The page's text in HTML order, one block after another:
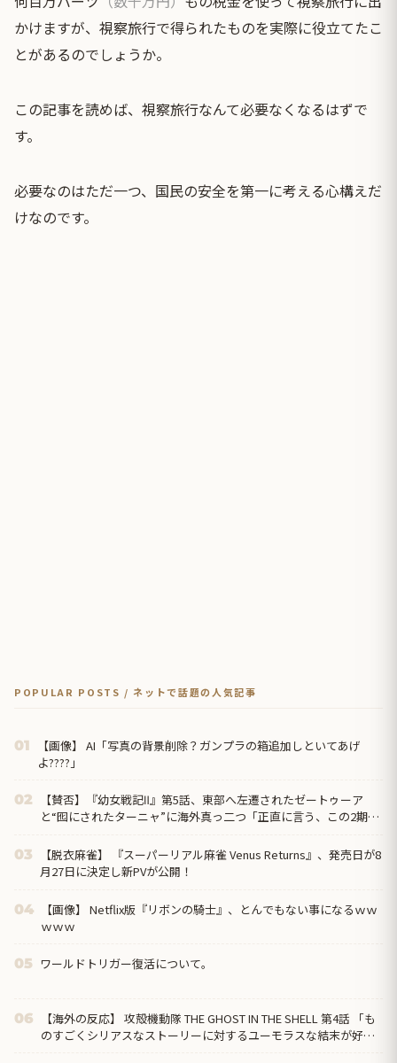
かけますが、視察旅行で得られたものを実際に役立てたこ
とがあるのでしょうか。
この記事を読めば、視察旅行なんて必要なくなるはずで
す。
必要なのはただ一つ、国民の安全を第一に考える心構えだ
けなのです。
POPULAR POSTS / ネットで話題の人気記事
01
【画像】 AI「写真の背景削除？ガンプラの箱追加しといてあげ
よ????」
02
【賛否】『幼女戦記Ⅱ』第5話、東部へ左遷されたゼートゥーア
と“囮にされたターニャ”に海外真っ二つ「正直に言う、この2期は
03
【脱衣麻雀】 『スーパーリアル麻雀 Venus Returns』、発売日が8
月27日に決定し新PVが公開！
04
【画像】 Netflix版『リボンの騎士』、とんでもない事になるｗｗ
ｗｗｗ
05 ワールドトリガー復活について。
06
【海外の反応】 攻殻機動隊 THE GHOST IN THE SHELL 第4話 「も
のすごくシリアスなストーリーに対するユーモラスな結末が好